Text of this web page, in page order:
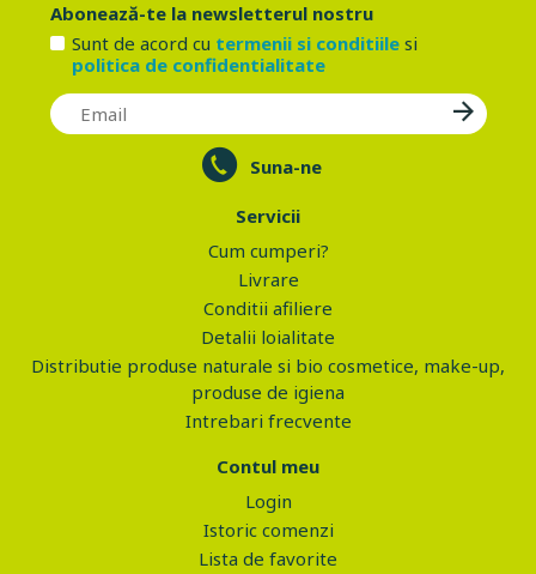
Abonează-te la newsletterul nostru
Sunt de acord cu termenii si conditiilesi
politica de confidentialitate
Suna-ne
Servicii
Cum cumperi?
Livrare
Conditii afiliere
Detalii loialitate
Distributie produse naturale si bio cosmetice, make-up,
produse de igiena
Intrebari frecvente
Contul meu
Login
Istoric comenzi
Lista de favorite